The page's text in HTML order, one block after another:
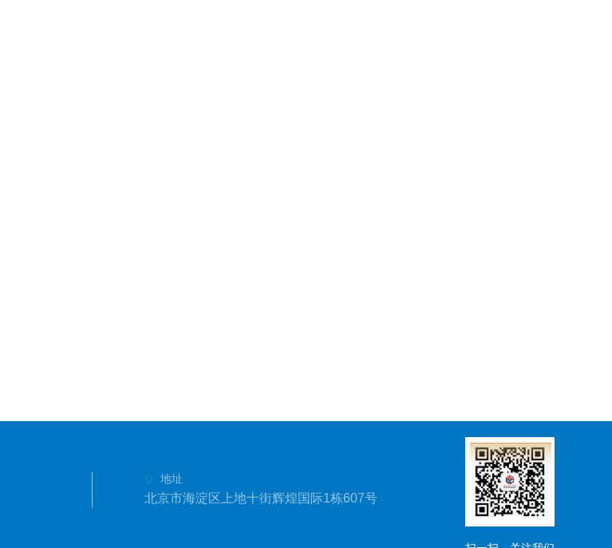
地址
北京市海淀区上地十街辉煌国际1栋607号